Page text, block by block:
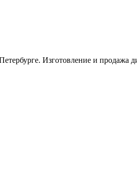
Изготовление и продажа